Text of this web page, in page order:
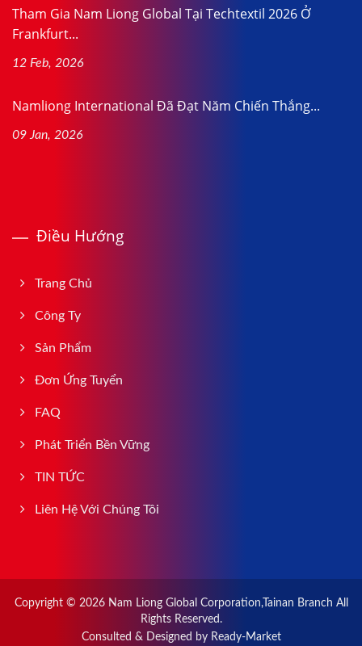
Tham Gia Nam Liong Global Tại Techtextil 2026 Ở
Frankfurt...
12 Feb, 2026
Namliong International Đã Đạt Năm Chiến Thắng...
09 Jan, 2026
Điều Hướng
Trang Chủ
Công Ty
Sản Phẩm
Đơn Ứng Tuyển
FAQ
Phát Triển Bền Vững
TIN TỨC
Liên Hệ Với Chúng Tôi
Copyright © 2026 Nam Liong Global Corporation,Tainan Branch All
Rights Reserved.
Consulted & Designed by Ready-Market